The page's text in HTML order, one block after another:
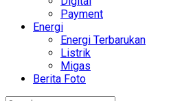
Payment
Energi
Energi Terbarukan
Listrik
Migas
Berita Foto